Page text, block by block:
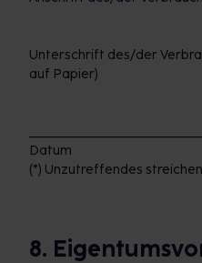
Unterschrift des/der
auf Papier)
Datum
(*) Unzutreffendes streichen
8.